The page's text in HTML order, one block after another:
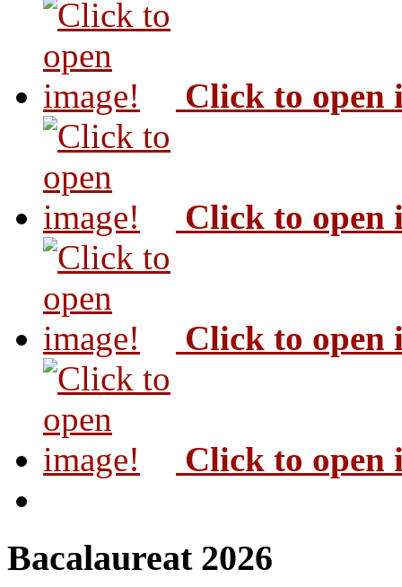
Click to open
Click to open
Click to open
Click to open
Bacalaureat 2026